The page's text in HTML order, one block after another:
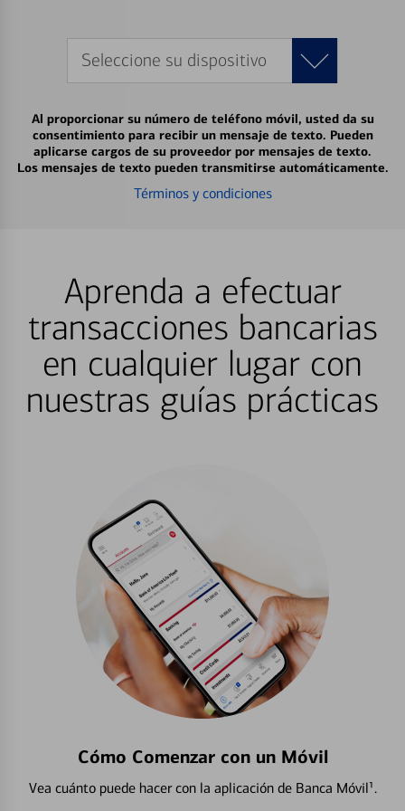
Seleccione su dispositivo
Al proporcionar su número de teléfono móvil, usted da su
consentimiento para recibir un mensaje de texto. Pueden
aplicarse cargos de su proveedor por mensajes de texto.
Los mensajes de texto pueden transmitirse automáticamente.
Términos y condiciones
Aprenda a efectuar
transacciones bancarias
en cualquier lugar con
nuestras guías prácticas
Cómo Comenzar con un Móvil
Vea cuánto puede hacer con la aplicación de Banca Móvil¹.